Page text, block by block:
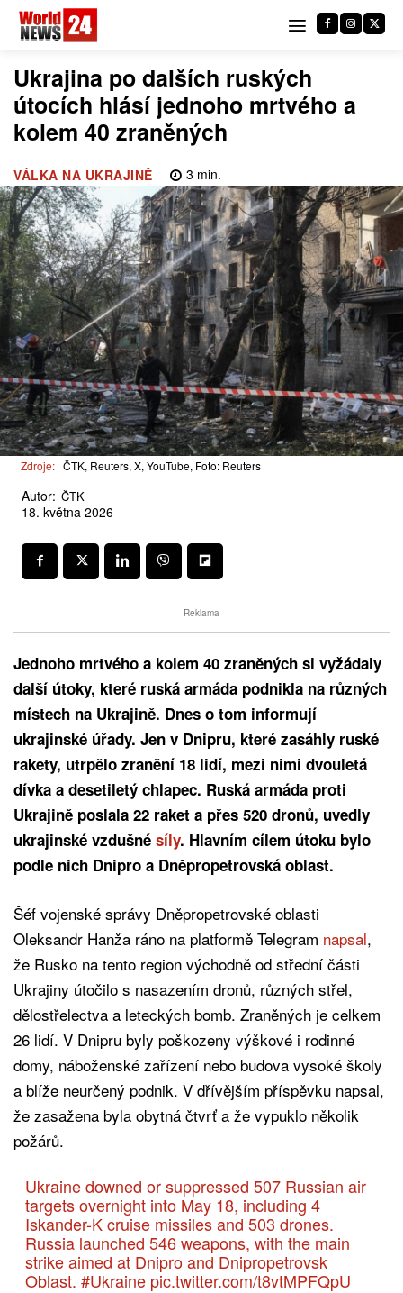
Ukrajina po dalších ruských
útocích hlásí jednoho mrtvého a
kolem 40 zraněných
VÁLKA NA UKRAJINĚ 3 min.
Zdroje: ČTK, Reuters, X, YouTube, Foto: Reuters
Autor: ČTK
18. května 2026
Reklama
Jednoho mrtvého a kolem 40 zraněných si vyžádaly
další útoky, které ruská armáda podnikla na různých
místech na Ukrajině. Dnes o tom informují
ukrajinské úřady. Jen v Dnipru, které zasáhly ruské
rakety, utrpělo zranění 18 lidí, mezi nimi dvouletá
dívka a desetiletý chlapec. Ruská armáda proti
Ukrajině poslala 22 raket a přes 520 dronů, uvedly
ukrajinské vzdušné síly. Hlavním cílem útoku bylo
podle nich Dnipro a Dněpropetrovská oblast.
Šéf vojenské správy Dněpropetrovské oblasti
Oleksandr Hanža ráno na platformě Telegram napsal,
že Rusko na tento region východně od střední části
Ukrajiny útočilo s nasazením dronů, různých střel,
dělostřelectva a leteckých bomb. Zraněných je celkem
26 lidí. V Dnipru byly poškozeny výškové i rodinné
domy, náboženské zařízení nebo budova vysoké školy
a blíže neurčený podnik. V dřívějším příspěvku napsal,
že zasažena byla obytná čtvrť a že vypuklo několik
požárů.
Ukraine downed or suppressed 507 Russian air
targets overnight into May 18, including 4
Iskander-K cruise missiles and 503 drones.
Russia launched 546 weapons, with the main
strike aimed at Dnipro and Dnipropetrovsk
Oblast. #Ukraine pic.twitter.com/t8vtMPFQpU